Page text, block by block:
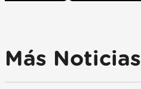
Más Noticias